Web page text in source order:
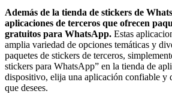
Además de la tienda de stickers de
aplicaciones de terceros que ofrecen
gratuitos para WhatsApp. Estas
amplia variedad de opciones temáticas y
paquetes de stickers de terceros,
stickers para WhatsApp” en la tienda de
dispositivo, elija una aplicación confiable y
que desees.